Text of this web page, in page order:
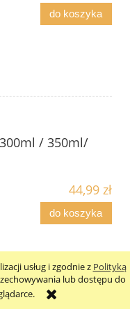
usług i zgodnie z Polityką
lub dostępu do
do koszyka
/ 350ml/
44,99 zł
do koszyka